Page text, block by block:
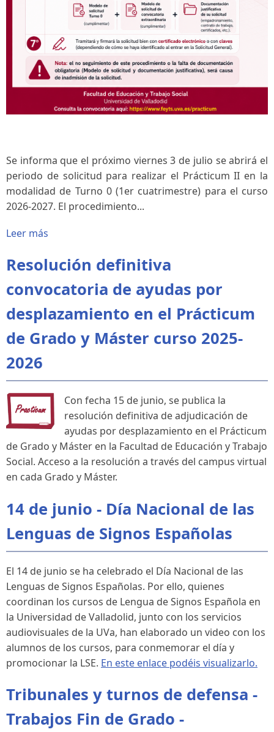
Se informa que el próximo viernes 3 de julio se abrirá el
periodo de solicitud para realizar el Prácticum II en la
modalidad de Turno 0 (1er cuatrimestre) para el curso
2026-2027. El procedimiento...
Leer más
Resolución definitiva
convocatoria de ayudas por
desplazamiento en el Prácticum
de Grado y Máster curso 2025-
2026
Con fecha 15 de junio, se publica la
resolución definitiva de adjudicación de
ayudas por desplazamiento en el Prácticum
de Grado y Máster en la Facultad de Educación y Trabajo
Social. Acceso a la resolución a través del campus virtual
en cada Grado y Máster.
14 de junio - Día Nacional de las
Lenguas de Signos Españolas
El 14 de junio se ha celebrado el Día Nacional de las
Lenguas de Signos Españolas. Por ello, quienes
coordinan los cursos de Lengua de Signos Española en
la Universidad de Valladolid, junto con los servicios
audiovisuales de la UVa, han elaborado un video con los
alumnos de los cursos, para conmemorar el día y
promocionar la LSE. En este enlace podéis visualizarlo.
Tribunales y turnos de defensa -
Trabajos Fin de Grado -